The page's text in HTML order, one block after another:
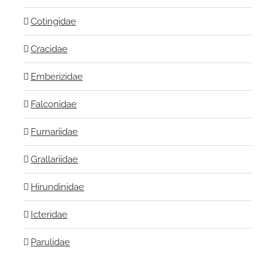
Cotingidae
Cracidae
Emberizidae
Falconidae
Furnariidae
Grallariidae
Hirundinidae
Icteridae
Parulidae